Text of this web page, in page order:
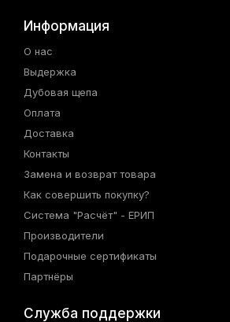
Информация
О нас
Выдержка
Дубовая щепа
Оплата
Доставка
Контакты
Замена и возврат товара
Как совершить покупку?
Система "Расчёт" - ЕРИП
Производители
Подарочные сертификаты
Партнёры
Служба поддержки